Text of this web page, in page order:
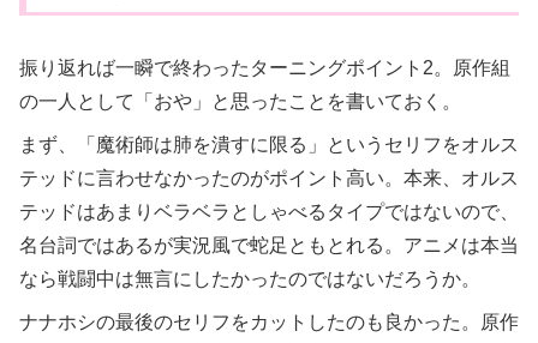
振り返れば一瞬で終わったターニングポイント2。原作組
の一人として「おや」と思ったことを書いておく。
まず、「魔術師は肺を潰すに限る」というセリフをオルス
テッドに言わせなかったのがポイント高い。本来、オルス
テッドはあまりベラベラとしゃべるタイプではないので、
名台詞ではあるが実況風で蛇足ともとれる。アニメは本当
なら戦闘中は無言にしたかったのではないだろうか。
ナナホシの最後のセリフをカットしたのも良かった。原作